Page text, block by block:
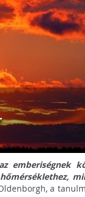
emberiségnek
a